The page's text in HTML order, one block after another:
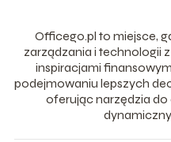
Officego.pl to miejsce,
zarządzania i technologii
inspiracjami
podejmowaniu lepszych
oferując narzędzia do